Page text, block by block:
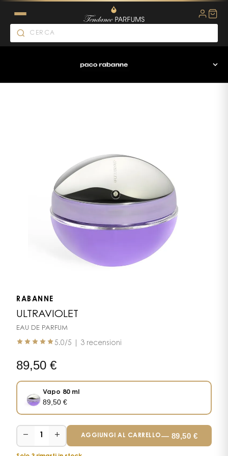
RABANNE
ULTRAVIOLET
EAU DE PARFUM
5.0/5 | 3 recensioni
89,50 €
Vapo 80 ml
89,50€
− 1 + AGGIUNGI AL CARRELLO— 89,50 €